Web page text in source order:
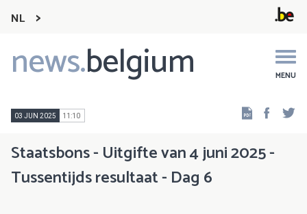
NL
news.belgium MENU
Main
navigation
03 JUN 2025 11:10
Staatsbons - Uitgifte van 4 juni 2025 -
Tussentijds resultaat - Dag 6